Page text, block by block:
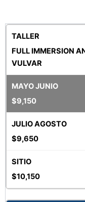
FULL IMMERSION
VULVAR
$9,150
$9,650
$10,150